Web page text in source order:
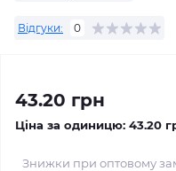
Відгуки: 0
43.20 грн
Ціна за одиницю: 43.20
Знижки при оптовому